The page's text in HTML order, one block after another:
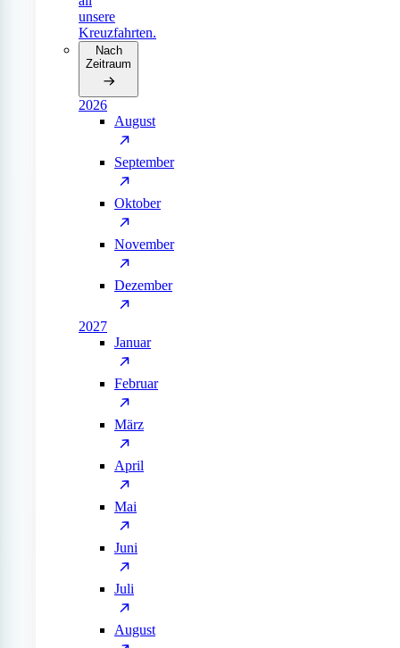
unsere
Kreuzfahrten.
Nach
Zeitraum
2026
August
September
Oktober
November
Dezember
2027
Januar
Februar
März
April
Mai
Juni
Juli
August